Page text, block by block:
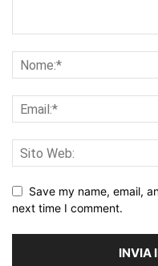
Save my name, email,
next time I comment.